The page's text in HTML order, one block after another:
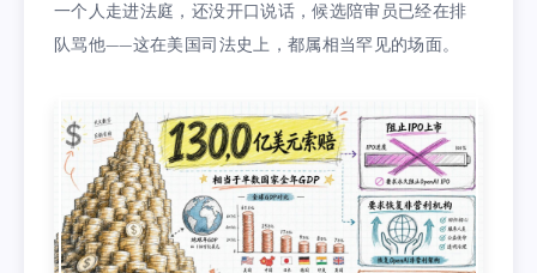
一个人走进法庭，还没开口说话，候选陪审员已经在排
队骂他——这在美国司法史上，都属相当罕见的场面。